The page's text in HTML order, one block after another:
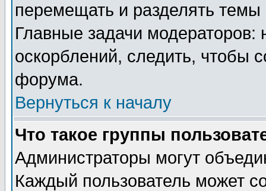
перемещать и разделять
Главные задачи
оскорблений, следить, чтобы
форума.
Вернуться к началу
Что такое группы
Администраторы могут
Каждый пользователь может